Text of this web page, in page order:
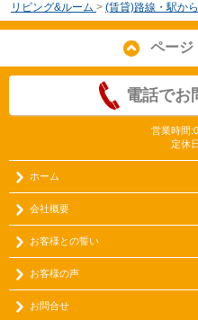
リビング&ルーム > (賃貸)路線・駅か
ページ
電話でお
営業時間
定休
ホーム
会社概要
お客様との誓い
お客様の声
お問合せ